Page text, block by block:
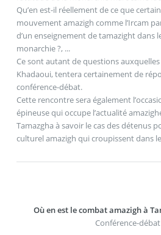
Qu’en est-il réellement de ce que
mouvement amazigh comme l’Ircam
d’un enseignement de tamazight dans
monarchie ?, ...
Ce sont autant de questions auxquelles
Khadaoui, tentera certainement de
conférence-débat.
Cette rencontre sera également
épineuse qui occupe l’actualité
Tamazgha à savoir le cas des détenus
culturel amazigh qui croupissent dans
Où en est le combat amazigh à
Conférence-